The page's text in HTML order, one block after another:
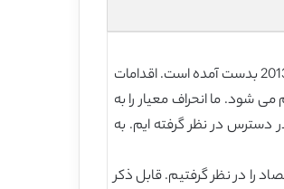
ما داده های سالیانه در شرکت های نگهداری بانک های ایالات متحده را از وبسایت بانک اندوخته فدرال شیکاگو بدست آورده ایم. داده ها سال 1986 تا 2013 بدست آمده است. اقدامات
شود. ما انحراف معیار را به
فصلی در دسترس در نظر گرفته ایم. به
را در نظر گرفتیم. قابل ذکر